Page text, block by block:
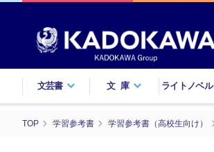
文芸書 文庫 ライトノベル
TOP 学習参考書 学習参考書（高校生向け）